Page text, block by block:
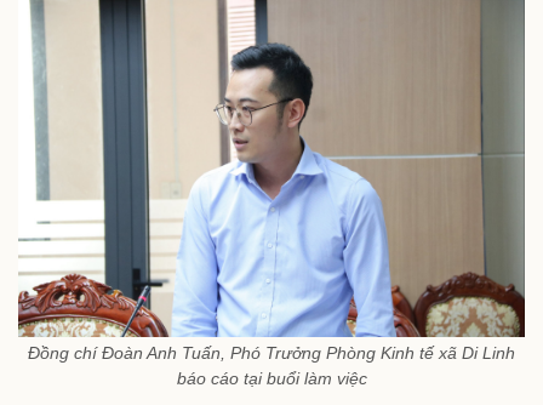
Đồng chí Đoàn Anh Tuấn, Phó Trưởng Phòng Kinh tế xã Di Linh
báo cáo tại buổi làm việc